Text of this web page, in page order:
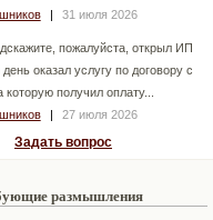
| 31 июля 2026
пожалуйста, открыл ИП
оказал услугу по договору с
которую получил оплату...
| 27 июля 2026
Задать вопрос
размышления